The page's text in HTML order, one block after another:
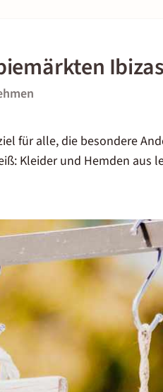
für alle, die besondere
Kleider und Hemden aus